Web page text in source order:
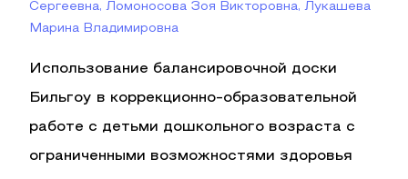
Сергеевна, Ломоносова Зоя Викторовна, Лукашева
Марина Владимировна
Использование балансировочной доски
Бильгоу в коррекционно-образовательной
работе с детьми дошкольного возраста с
ограниченными возможностями здоровья